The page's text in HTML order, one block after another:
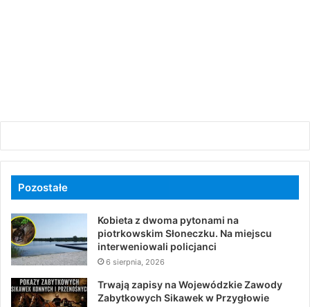
Pozostałe
Kobieta z dwoma pytonami na
piotrkowskim Słoneczku. Na miejscu
interweniowali policjanci
6 sierpnia, 2026
Trwają zapisy na Wojewódzkie Zawody
Zabytkowych Sikawek w Przygłowie